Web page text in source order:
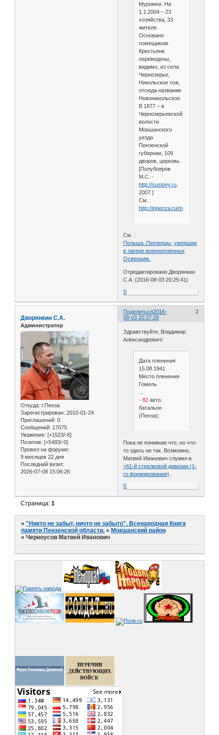
Муромки. На
1.1.2004 – 23
хозяйства, 33
жителя.
Основано
помещиком.
Крестьяне
переведены,
видимо, из села
Чернозерье,
Никольское тож,
отсюда название
Новоникольское.
В 1877 – в
Чернозерьевской
волости
Мокшанского
уезда
Пензенской
губернии, 109
дворов, церковь.
[Полубояров
М.С. -
http://suslony.ru,
2007.]
См. :
http://inpenza.ru/mokshan/
См. :
Польша. Пензенцы, умершие
в лагере военнопленных
Освенцим.
Отредактировано Дворянкин
С.А. (2016-08-03 20:25:41)
0
Поделиться 2
2016-
08-03 20:37:28
Дворянкин С.А.
Администратор
Откуда: г.Пенза
Зарегистрирован: 2010-01-24
Приглашений: 0
Сообщений: 17075
Уважение: [+1523/-6]
Позитив: [+5483/-0]
Провел на форуме:
9 месяцев 22 дня
Последний визит:
2026-07-08 15:06:26
Здравствуйте, Владимир
Александрович!
Дата пленения
15.08.1941
Место пленения
Гомель
...
- 82авто.
батальон
(Пенза);
Пока не понимаю что, но что-
то здесь не так. Возможно,
Матвей Иванович служил в
>61-й стрелковой дивизии (1-
го формирования)
0
Страница:1
»"Никто не забыт, ничто не забыто". Всенародная Книга
памяти Пензенской области. » Мокшанский район
»Черноусов Матвей Иванович